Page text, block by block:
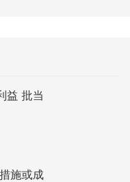
益 批当
施或成